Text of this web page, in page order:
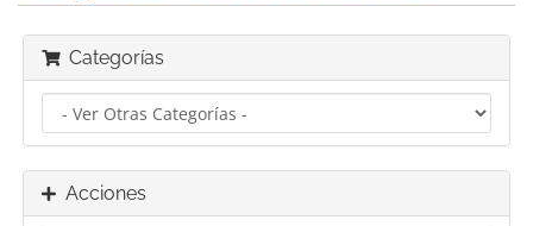
Categorías
Acciones